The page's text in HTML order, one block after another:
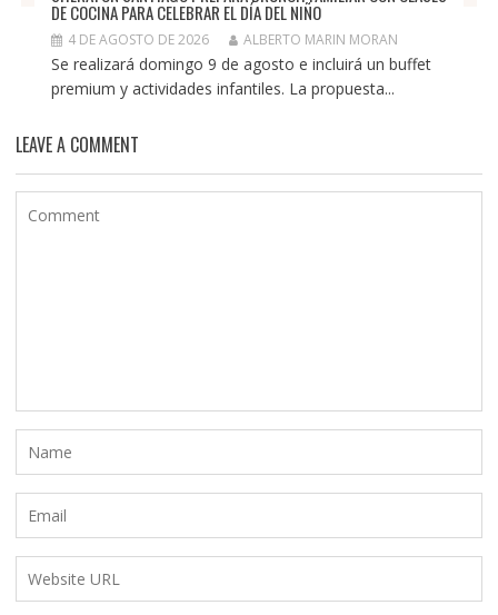
DE COCINA PARA CELEBRAR EL DÍA DEL NIÑO
4 DE AGOSTO DE 2026 ALBERTO MARIN MORAN
Se realizará domingo 9 de agosto e incluirá un buffet
premium y actividades infantiles. La propuesta...
LEAVE A COMMENT